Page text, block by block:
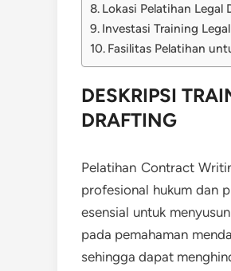
Lokasi Pelatihan
Investasi Training
Fasilitas Pelatihan
DESKRIPSI
DRAFTING
Pelatihan Contract
profesional hukum dan
esensial untuk
pada pemahaman
sehingga dapat